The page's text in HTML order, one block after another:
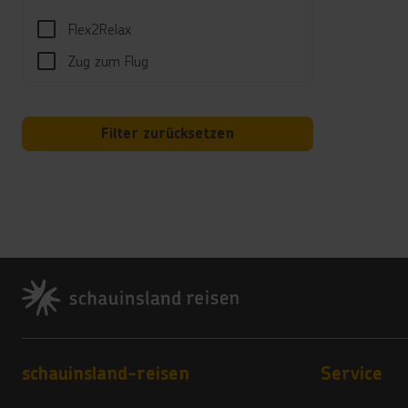
Flex2Relax
Zug zum Flug
Filter zurücksetzen
4
Footer
Footer navigation
schauinsland-reisen Service